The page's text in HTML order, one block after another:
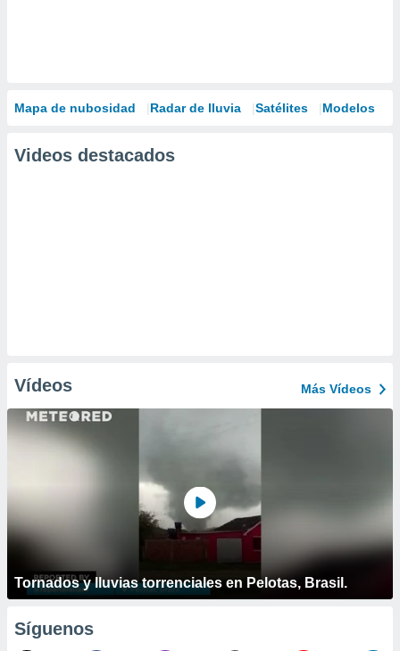
Mapa de nubosidad Radar de lluvia Satélites Modelos
Videos destacados
Vídeos Más Vídeos
Tornados y lluvias torrenciales en Pelotas, Brasil.
Síguenos